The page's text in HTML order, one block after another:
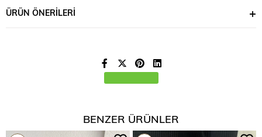
ÜRÜN ÖNERILERI
BENZER ÜRÜNLER